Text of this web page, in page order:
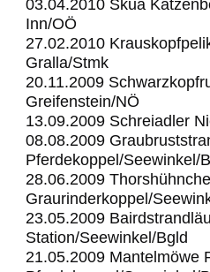
03.04.2010 Skua
Inn/OÖ
27.02.2010
Gralla/Stmk
20.11.2009
Greifenstein/NÖ
13.09.2009 Schreiadler
08.08.2009
Pferdekoppel/Seewinkel/
28.06.2009
Graurinderkoppel/
23.05.2009
Station/Seewinkel/Bgld
21.05.2009 Mantelmöwe